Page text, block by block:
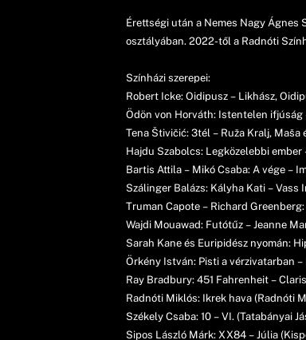
Érettségi után a Nemes Nagy Ágnes
osztályában. 2022-től a Radnóti
Színházi szerepei:
Robert Icke: Oidipusz – Likhász,
Ödön von Horváth: Istentelen ifjúság
Tena Štivičić: 3tél – Ruža Kralj, Maša
Hajdu Szabolcs: Legközelebbi ember
Bartis Attila – Mikó Csaba: A vége –
Szálinger Balázs: Kályha Kati – Vass
Truman Capote – Richard
Wajdi Mouawad: Futótűz – Jeanne
Sarah Kane és Euripidész nyomán:
Örkény István: Pisti a vérzivatarban
Ray Bradbury: 451 Fahrenheit –
Radnóti Miklós: Ikrek hava (Radnóti
Székely Csaba: 10 – VI. (Tatabányai
Sipos László Márk: XX84 – Júlia